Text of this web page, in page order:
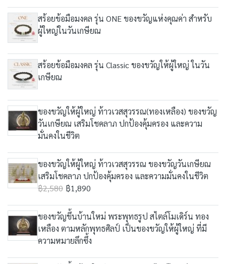
สร้อยข้อมือมงคล รุ่น ONE ของขวัญแห่งคุณค่า สำหรับ
ผู้ใหญ่ในวันเกษียณ
สร้อยข้อมือมงคล รุ่น Classic ของขวัญให้ผู้ใหญ่ ในวัน
เกษียณ
ของขวัญให้ผู้ใหญ่ ท้าวเวสสุวรรณ(ทองเหลือง) ของขวัญ
วันเกษียณ เสริมโชคลาภ ปกป้องคุ้มครอง และความ
มั่นคงในชีวิต
ของขวัญให้ผู้ใหญ่ ท้าวเวสสุวรรณ ของขวัญวันเกษียณ
เสริมโชคลาภ ปกป้องคุ้มครอง และความมั่นคงในชีวิต
฿2,580 ฿1,890
ของขวัญขึ้นบ้านใหม่ พระพุทธรูป สไตล์โมเดิร์น ทอง
เหลือง ตามหลักพุทธศิลป์ เป็นของขวัญให้ผู้ใหญ่ ที่มี
ความหมายลึกซึ้ง